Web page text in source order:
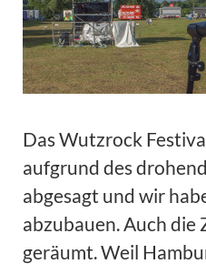
Das Wutzrock
aufgrund des
abgesagt und wir
abzubauen. Auch
geräumt. Weil